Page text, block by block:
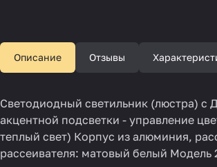
Описание Отзывы
Светодиодный светильник (люстра) с
акцентной подсветки - управление
теплый свет) Корпус из алюминия,
рассеивателя: матовый белый Модель